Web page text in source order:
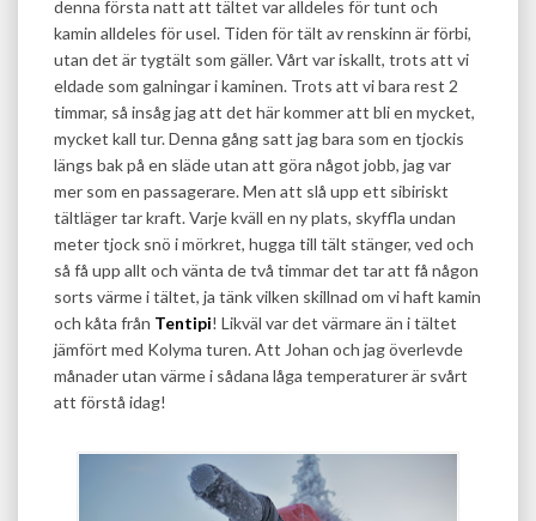
denna första natt att tältet var alldeles för tunt och
kamin alldeles för usel. Tiden för tält av renskinn är förbi,
utan det är tygtält som gäller. Vårt var iskallt, trots att vi
eldade som galningar i kaminen. Trots att vi bara rest 2
timmar, så insåg jag att det här kommer att bli en mycket,
mycket kall tur. Denna gång satt jag bara som en tjockis
längs bak på en släde utan att göra något jobb, jag var
mer som en passagerare. Men att slå upp ett sibiriskt
tältläger tar kraft. Varje kväll en ny plats, skyffla undan
meter tjock snö i mörkret, hugga till tält stänger, ved och
så få upp allt och vänta de två timmar det tar att få någon
sorts värme i tältet, ja tänk vilken skillnad om vi haft kamin
och kåta från Tentipi! Likväl var det värmare än i tältet
jämfört med Kolyma turen. Att Johan och jag överlevde
månader utan värme i sådana låga temperaturer är svårt
att förstå idag!